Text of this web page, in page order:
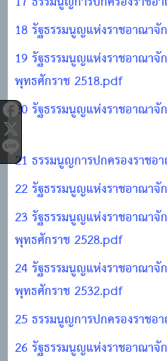
18 รัฐธรรมนูญแห่งราชอาณา
19 รัฐธรรมนูญแห่งราชอาณาจั
พุทธศักราช 2518.pdf
20 รัฐธรรมนูญแห่งราชอาณา
21 ธรรมนูญการปกครองราช
22 รัฐธรรมนูญแห่งราชอาณา
23 รัฐธรรมนูญแห่งราชอาณาจั
พุทธศักราช 2528.pdf
24 รัฐธรรมนูญแห่งราชอาณาจั
พุทธศักราช 2532.pdf
25 ธรรมนูญการปกครองราช
26 รัฐธรรมนูญแห่งราชอาณา